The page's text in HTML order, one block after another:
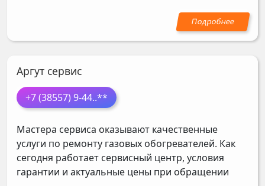
Аргут сервис
+7 (38557) 9-44..**
Мастера сервиса оказывают качественные
услуги по ремонту газовых обогревателей. Как
сегодня работает сервисный центр, условия
гарантии и актуальные цены при обращении